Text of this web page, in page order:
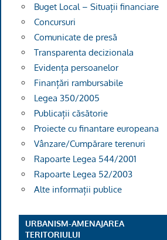
Buget Local – Situații financiare
Concursuri
Comunicate de presă
Transparenta decizionala
Evidența persoanelor
Finanțări rambursabile
Legea 350/2005
Publicații căsătorie
Proiecte cu finantare europeana
Vânzare/Cumpărare terenuri
Rapoarte Legea 544/2001
Rapoarte Legea 52/2003
Alte informații publice
URBANISM-AMENAJAREA
TERITORIULUI